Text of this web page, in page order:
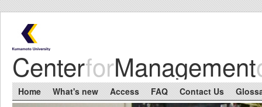
CenterforManagement
Main menu
Home What's new Access FAQ Contact Us